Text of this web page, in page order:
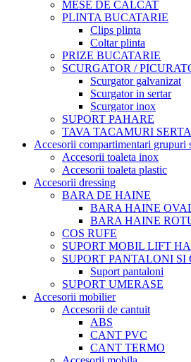
MESE DE CALCAT
PLINTA BUCATARIE
Clips plinta
Coltar plinta
PRIZE BUCATARIE
SCURGATOR /
Scurgator galvanizat
Scurgator in sertar
Scurgator inox
SUPORT PAHARE
TAVA TACAMURI
Accesorii compartimentari grupuri
Accesorii toaleta inox
Accesorii toaleta plastic
Accesorii dressing
BARA DE HAINE
BARA HAINE
BARA HAINE
COS RUFE
SUPORT MOBIL LIFT
SUPORT PANTALONI SI
Suport pantaloni
SUPORT UMERASE
Accesorii mobilier
Accesorii de cantuit
ABS
CANT PVC
CANT TERMO